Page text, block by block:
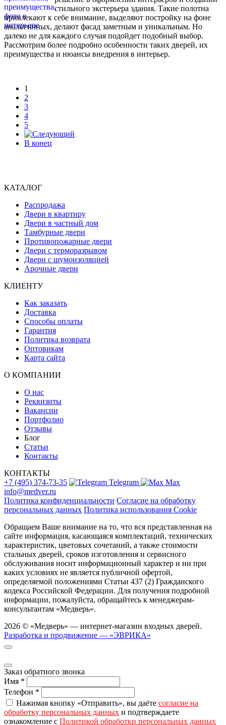
стильного экстерьера здания. Такие полотна
привлекают к себе внимание, выделяют постройку на фоне
аналогичных, делают фасад заметным и уникальным. Но
далеко не для каждого случая подойдет подобный выбор.
Рассмотрим более подробно особенности таких дверей, их
преимущества и нюансы внедрения в интерьер.
1
2
3
4
5
В конец
КАТАЛОГ
Распродажа
Двери в квартиру
Двери в частный дом
Тамбурные двери
Противопожарные двери
Двери с терморазрывом
Двери с шумоизоляцией
Арочные двери
КЛИЕНТУ
Как заказать
Доставка
Способы оплаты
Гарантия
Политика возврата
Оптовикам
Карта сайта
О КОМПАНИИ
О нас
Реквизиты
Вакансии
Портфолио
Отзывы
Блог
Статьи
Контакты
КОНТАКТЫ
+7 (495) 374-73-35
Telegram
Max
info@medver.ru
Политика конфиденциальности Согласие на обработку
персональных данных Политика использования Cookie
Обращаем Ваше внимание на то, что вся представленная на
сайте информация, касающаяся комплектаций, технических
характеристик, цветовых сочетаний, а также стоимости
стальных дверей, сроков изготовления и сервисного
обслуживания носит информационный характер и ни при
каких условиях не является публичной офертой,
определяемой положениями Статьи 437 (2) Гражданского
кодекса Российской Федерации. Для получения подробной
информации, пожалуйста, обращайтесь к менеджерам-
консультантам «Медверь».
2026 © «Медверь» — интернет-магазин входных дверей.
Разработка и продвижение — «ЭВРИКА»
Заказ обратного звонка
Имя *
Телефон *
Нажимая кнопку «Отправить», вы даёте согласие на
обработку персональных данных и подтверждаете
ознакомление с Политикой обработки персональных данных